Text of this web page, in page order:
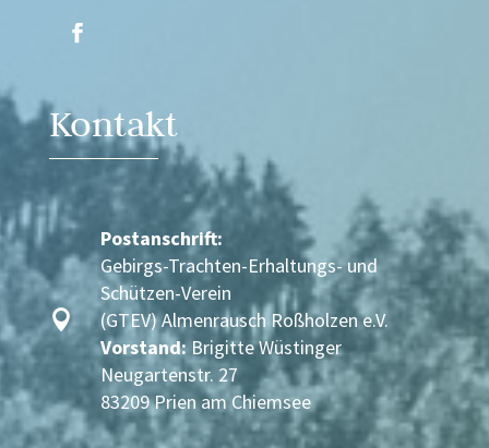
Kontakt

Postanschrift:
Gebirgs-Trachten-Erhaltungs- und
Schützen-Verein
(GTEV) Almenrausch Roßholzen e.V.
Vorstand:Brigitte Wüstinger
Neugartenstr. 27
83209 Prien am Chiemsee